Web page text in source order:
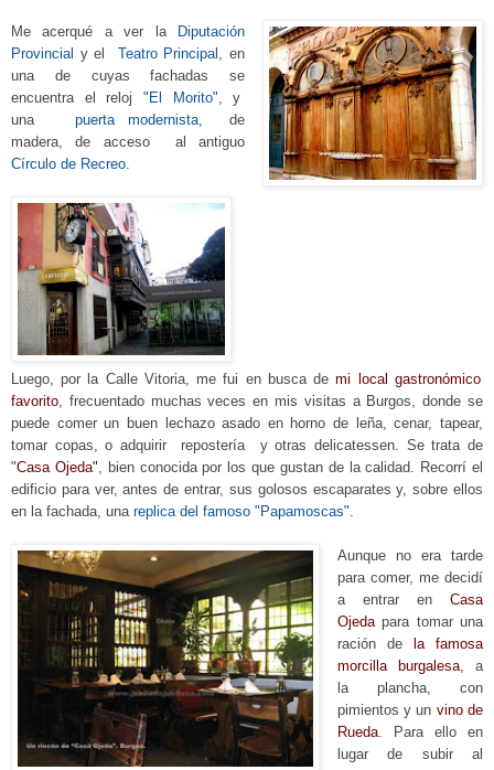
Me acerqué a ver la
Diputación
Provincial y el Teatro Principal , en
una de cuyas fachadasse
encuentra el reloj " El Morito", y
una
puerta modernista, de
madera, de accesoal antiguo
Círculo de Recreo.
Luego, por la Calle Vitoria, me fui en busca demi local gastronómico
favorito, frecuentado muchas veces en mis visitas a Burgos, donde se
puede comer un buen lechazoasado en horno de leña, cenar, tapear,
tomar copas, o adquirir repostería y otras delicatessen. Se trata de
"Casa Ojeda", bien conocida por los que gustan de la calidad. Recorrí el
edificio para ver, antes de entrar, sus golosos escaparates y, sobre ellos
en la fachada, una replica del famoso "Papamoscas".
Aunque no era tarde
para comer, me decidí
a entrar en Casa
Ojedapara tomar una
ración de
la famosa
morcilla burgalesa, a
la plancha, con
pimientos y un vino de
Rueda. Para ello en
lugar de subir al